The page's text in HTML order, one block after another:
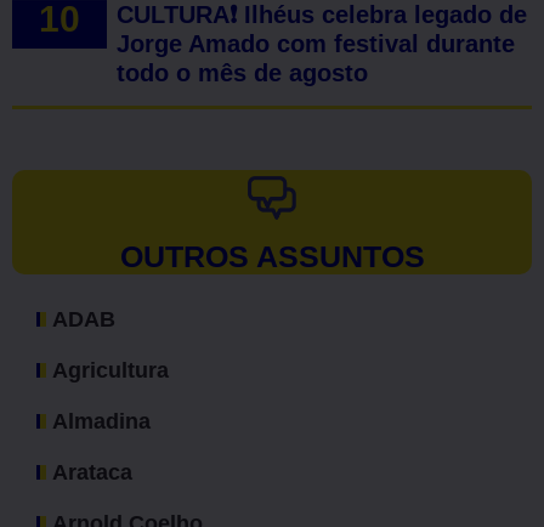
CULTURA❗ Ilhéus celebra legado de
Jorge Amado com festival durante
todo o mês de agosto
OUTROS ASSUNTOS
ADAB
Agricultura
Almadina
Arataca